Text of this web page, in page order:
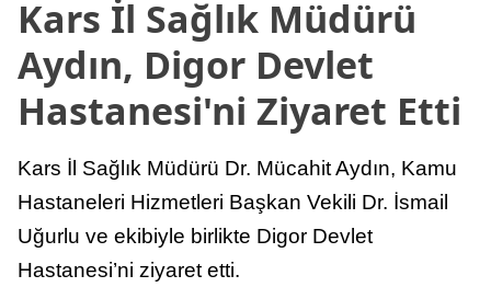
Ankara
Antalya
Artvin
Balıkesir
Bilecik
Kars İl Sağlık Müdürü
Aydın, Digor Devlet
Hastanesi'ni Ziyaret Etti
Kars İl Sağlık Müdürü Dr. Mücahit Aydın, Kamu
Hastaneleri Hizmetleri Başkan Vekili Dr. İsmail
Uğurlu ve ekibiyle birlikte Digor Devlet
Hastanesi’ni ziyaret etti.